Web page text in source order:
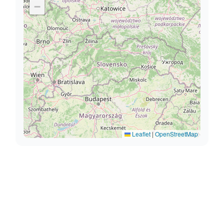
−
Leaflet | OpenStreetMap